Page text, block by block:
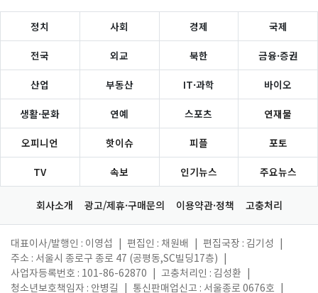
정치 사회 경제 국제
전국 외교 북한 금융·증권
산업 부동산 IT·과학 바이오
생활·문화 연예 스포츠 연재물
오피니언 핫이슈 피플 포토
TV 속보 인기뉴스 주요뉴스
회사소개 광고/제휴·구매문의 이용약관·정책 고충처리
대표이사/발행인 : 이영섭 편집인 : 채원배 편집국장 : 김기성
주소 : 서울시 종로구 종로 47 (공평동,SC빌딩17층)
사업자등록번호 : 101-86-62870
고충처리인 : 김성환
청소년보호책임자 : 안병길
통신판매업신고 : 서울종로 0676호